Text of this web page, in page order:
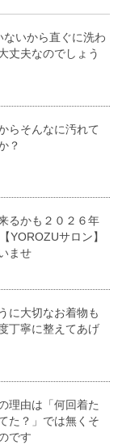
いから直ぐに洗わ
丈夫なのでしょう
らそんなに汚れて
？
るかも２０２６年
YOROZUサロン】
ませ
に大切なお着物も
丁寧に整えてあげ
理由は「何回着た
た？」では無くそ
です